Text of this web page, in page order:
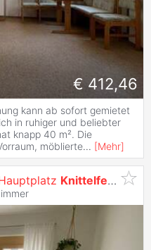
€ 412,46
kann ab sofort gemietet
in ruhiger und beliebter
knapp 40 m². Die
möblierte... [Mehr]
Knittelfeld ++